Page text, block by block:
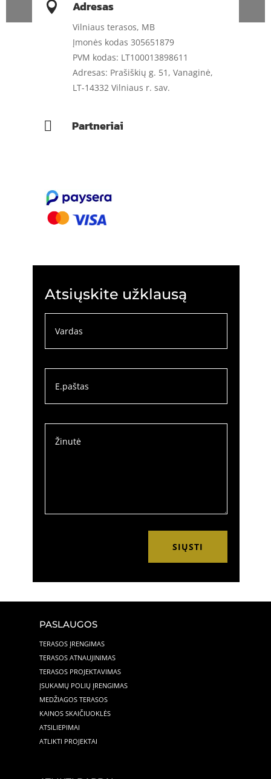
 Adresas
Vilniaus terasos, MB
Įmonės kodas 305651879
PVM kodas: LT100013898611
Adresas: Prašiškių g. 51, Vanaginė,
LT-14332 Vilniaus r. sav.
 Partneriai
Atsiųskite užklausą
SIŲSTI
PASLAUGOS
TERASOS ĮRENGIMAS
TERASOS ATNAUJINIMAS
TERASOS PROJEKTAVIMAS
ĮSUKAMŲ POLIŲ ĮRENGIMAS
MEDŽIAGOS TERASOS
KAINOS SKAIČIUOKLĖS
ATSILIEPIMAI
ATLIKTI PROJEKTAI